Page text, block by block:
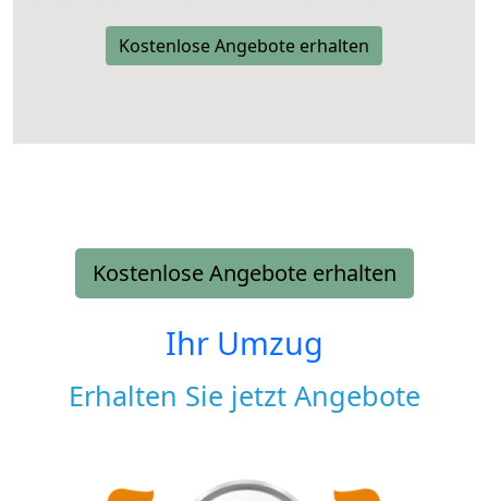
Kostenlose Angebote erhalten
Kostenlose Angebote erhalten
Ihr Umzug
Erhalten Sie jetzt Angebote